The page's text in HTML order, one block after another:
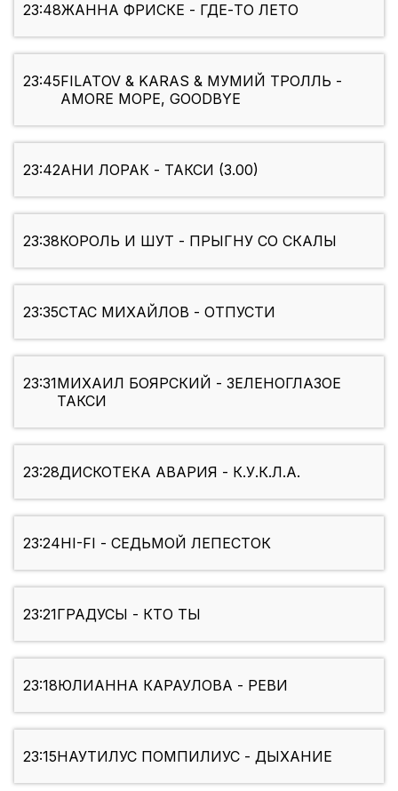
23:48ЖАННА ФРИСКЕ - ГДЕ-ТО ЛЕТО
23:45FILATOV & KARAS & МУМИЙ ТРОЛЛЬ -
AMORE МОРЕ, GOODBYE
23:42АНИ ЛОРАК - ТАКСИ (3.00)
23:38КОРОЛЬ И ШУТ - ПРЫГНУ СО СКАЛЫ
23:35СТАС МИХАЙЛОВ - ОТПУСТИ
23:31МИХАИЛ БОЯРСКИЙ - ЗЕЛЕНОГЛАЗОЕ
ТАКСИ
23:28ДИСКОТЕКА АВАРИЯ - К.У.К.Л.А.
23:24HI-FI - СЕДЬМОЙ ЛЕПЕСТОК
23:21ГРАДУСЫ - КТО ТЫ
23:18ЮЛИАННА КАРАУЛОВА - РЕВИ
23:15НАУТИЛУС ПОМПИЛИУС - ДЫХАНИЕ